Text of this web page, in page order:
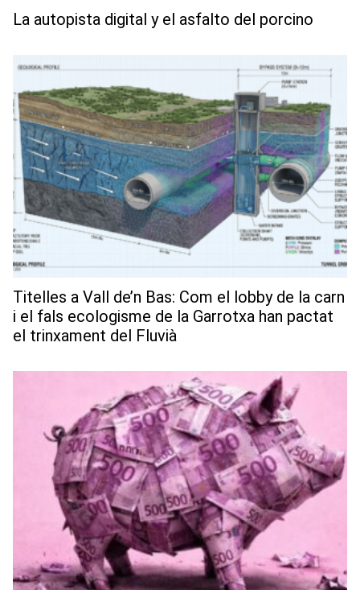
La autopista digital y el asfalto del porcino
Titelles a Vall de’n Bas: Com el lobby de la carn
i el fals ecologisme de la Garrotxa han pactat
el trinxament del Fluvià